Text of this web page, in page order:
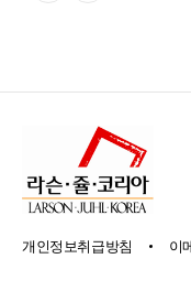
개인정보취급방침 이